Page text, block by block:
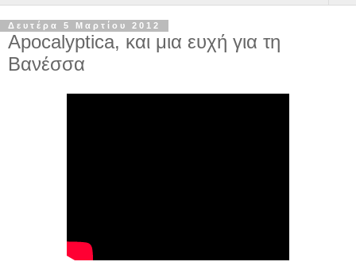
Δευτέρα 5 Μαρτίου 2012
Apocalyptica, και μια ευχή για τη
Βανέσσα